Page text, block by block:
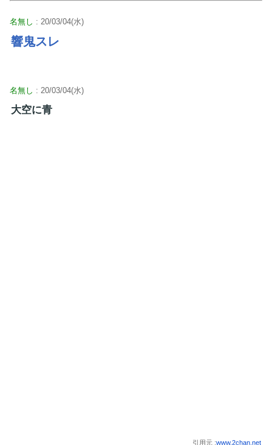
名無し : 20/03/04(水)
響鬼スレ
名無し : 20/03/04(水)
大空に青
引用元 :www.2chan.net